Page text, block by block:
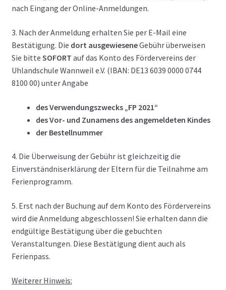
nach Eingang der Online-Anmeldungen.
3. Nach der Anmeldung erhalten Sie per E-Mail eine
Bestätigung. Die dort ausgewieseneGebühr überweisen
Sie bitte SOFORT auf das Konto des Fördervereins der
Uhlandschule Wannweil e.V. (IBAN: DE13 6039 0000 0744
8100 00) unter Angabe
des Verwendungszwecks „FP 2021“
des Vor- und Zunamens des angemeldeten Kindes
der Bestellnummer
4. Die Überweisung der Gebühr ist gleichzeitig die
Einverständniserklärung der Eltern für die Teilnahme am
Ferienprogramm.
5. Erst nach der Buchung auf dem Konto des Fördervereins
wird die Anmeldung abgeschlossen! Sie erhalten dann die
endgültige Bestätigung über die gebuchten
Veranstaltungen. Diese Bestätigung dient auch als
Ferienpass.
Weiterer Hinweis: